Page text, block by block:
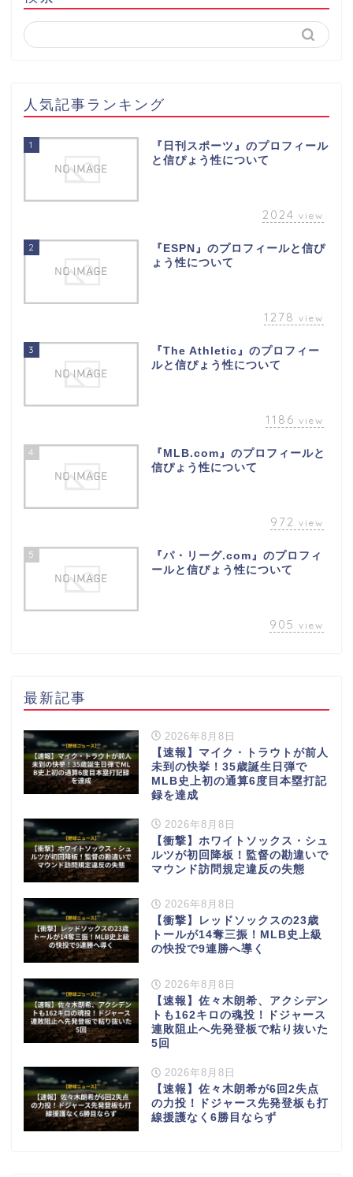
人気記事ランキング
1
『日刊スポーツ』のプロフィール
と信ぴょう性について
2024 view
2
『ESPN』のプロフィールと信ぴ
ょう性について
1278 view
3
『The Athletic』のプロフィー
ルと信ぴょう性について
1186 view
4
『MLB.com』のプロフィールと
信ぴょう性について
972 view
5
『パ・リーグ.com』のプロフィ
ールと信ぴょう性について
905 view
最新記事
2026年8月8日
【速報】マイク・トラウトが前人
未到の快挙！35歳誕生日弾で
MLB史上初の通算6度目本塁打記
録を達成
2026年8月8日
【衝撃】ホワイトソックス・シュ
ルツが初回降板！監督の勘違いで
マウンド訪問規定違反の失態
2026年8月8日
【衝撃】レッドソックスの23歳
トールが14奪三振！MLB史上級
の快投で9連勝へ導く
2026年8月8日
【速報】佐々木朗希、アクシデン
トも162キロの魂投！ドジャース
連敗阻止へ先発登板で粘り抜いた
5回
2026年8月8日
【速報】佐々木朗希が6回2失点
の力投！ドジャース先発登板も打
線援護なく6勝目ならず